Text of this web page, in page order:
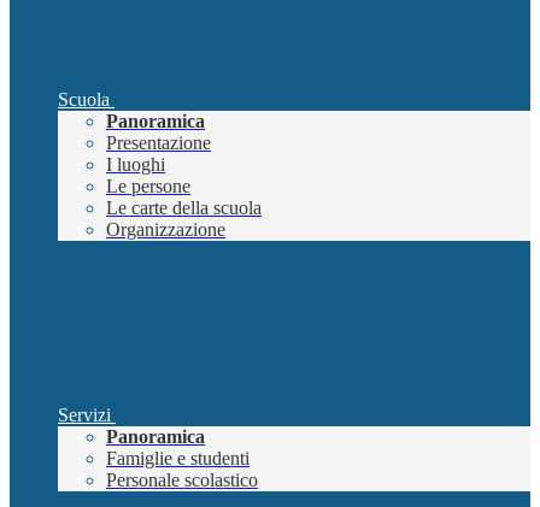
Scuola
Panoramica
Presentazione
I luoghi
Le persone
Le carte della scuola
Organizzazione
Servizi
Panoramica
Famiglie e studenti
Personale scolastico